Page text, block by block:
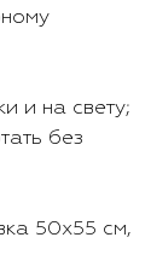
и на свету;
без
50х55 см,